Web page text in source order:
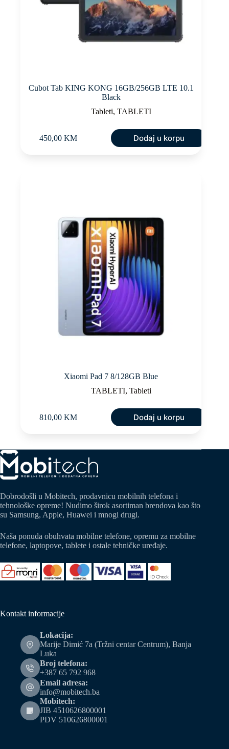
Cubot Tab KING KONG 16GB/256GB LTE 10.1
Black
Tableti,TABLETI
450,00 KM Dodaj u korpu
Xiaomi Pad 7 8/128GB Blue
TABLETI,Tableti
810,00 KM Dodaj u korpu
Dobrodošli u Mobitech, prodavnicu mobilnih telefona i
tehnološke opreme! Nudimo širok asortiman brendova kao što
su Samsung, Apple, Huawei i mnogi drugi.
Naša ponuda obuhvata mobilne telefone, opremu za mobilne
telefone, laptopove, tablete i ostale tehničke uređaje.
Kontakt informacije
Lokacija:
Marije Dimić 7a (Tržni centar Centrum), Banja
Luka
Broj telefona:
+387 65 792 968
Email adresa:
info@mobitech.ba
Mobitech:
JIB 4510626800001
PDV 510626800001